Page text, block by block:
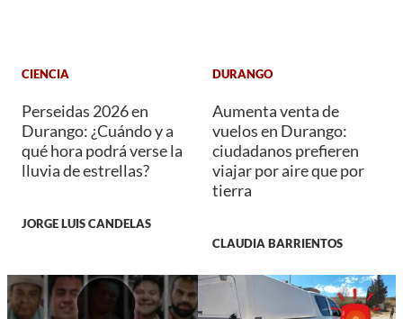
CIENCIA
Perseidas 2026 en
Durango: ¿Cuándo y a
qué hora podrá verse la
lluvia de estrellas?
JORGE LUIS CANDELAS
DURANGO
Aumenta venta de
vuelos en Durango:
ciudadanos prefieren
viajar por aire que por
tierra
CLAUDIA BARRIENTOS